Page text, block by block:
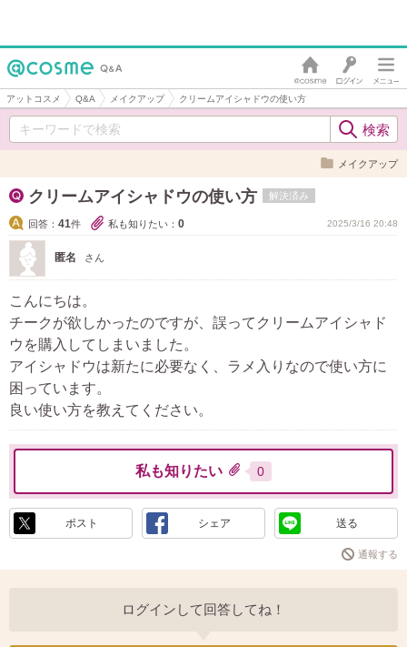
アットコスメ Q&A メイクアップ クリームアイシャドウの使い方
メイクアップ
クリームアイシャドウの使い方 解決済み
回答： 41件 私も知りたい： 0 2025/3/16 20:48
匿名 さん
こんにちは。
チークが欲しかったのですが、誤ってクリームアイシャド
ウを購入してしまいました。
アイシャドウは新たに必要なく、ラメ入りなので使い方に
困っています。
良い使い方を教えてください。
私も知りたい 0
ポスト シェア 送る
通報する
ログインして回答してね！